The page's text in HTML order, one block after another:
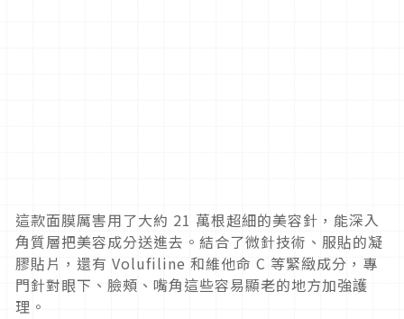
這款面膜厲害用了大約 21 萬根超細的美容針，能深入
角質層把美容成分送進去。結合了微針技術、服貼的凝
膠貼片，還有 Volufiline 和維他命 C 等緊緻成分，專
門針對眼下、臉頰、嘴角這些容易顯老的地方加強護
理。